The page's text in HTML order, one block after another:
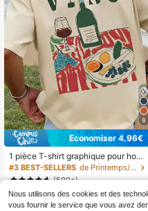
8
Économiser 4,96€
1 pièce T-shirt graphique pour hom
me, vêtements d'été décontractés p
our vacances à la plage, T-shirt à m
le
#3 BEST-SELLERS
de Printemps/Été Hauts pour hommes
(500+)
Dès4,90€ -50% 9,86€
Nous utilisons des cookies et des
vous fournir le service que vous avez